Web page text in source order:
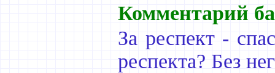
Комментарий
За респект -
респекта? Без